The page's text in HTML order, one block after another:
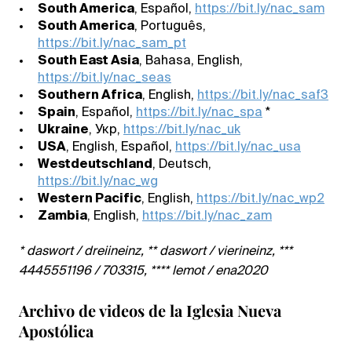
South America, Español, https://bit.ly/nac_sam
South America, Português,
https://bit.ly/nac_sam_pt
South East Asia, Bahasa, English,
https://bit.ly/nac_seas
Southern Africa, English, https://bit.ly/nac_saf3
Spain, Español, https://bit.ly/nac_spa *
Ukraine, Укр, https://bit.ly/nac_uk
USA, English, Español, https://bit.ly/nac_usa
Westdeutschland, Deutsch,
https://bit.ly/nac_wg
Western Pacific, English, https://bit.ly/nac_wp2
Zambia, English, https://bit.ly/nac_zam
* daswort / dreiineinz, ** daswort / vierineinz, ***
4445551196 / 703315, **** lemot / ena2020
Archivo de videos de la Iglesia Nueva
Apostólica